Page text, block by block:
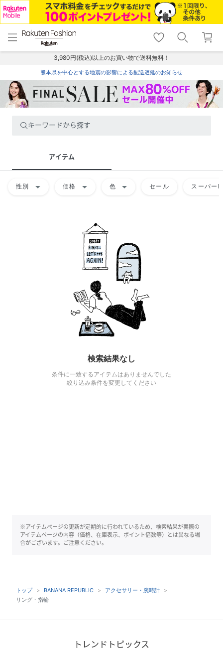
menu home
トップ
shopping_cart lock_outline
ログイン
3,980円(税込)以上のお買い物で送料無料！
熊本県を中心とする地震の影響による配送遅延のお知らせ
キーワードから探す
アイテム
性別 arrow_drop_down 価格 arrow_drop_down 色 arrow_drop_down セール スーパー
検索結果なし
条件に一致するアイテムはありませんでした
絞り込み条件を変更してください
※アイテムページの更新が定期的に行われているため、検索結果が実際の
アイテムページの内容（価格、在庫表示、ポイント倍数等）とは異なる場
合がございます。ご注意ください。
トップ BANANA REPUBLIC
アクセサリー・腕時計
リング・指輪
トレンドトピックス